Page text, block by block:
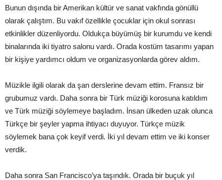
Bunun dışında bir Amerikan kültür ve sanat vakfında gönüllü
olarak çalıştım. Bu vakıf özellikle çocuklar için okul sonrası
etkinlikler düzenliyordu. Oldukça büyümüş bir kurumdu ve kendi
binalarında iki tiyatro salonu vardı. Orada kostüm tasarımı yapan
bir kişiye yardımcı oldum ve organizasyonlarda görev aldım.
Müzikle ilgili olarak da şan derslerine devam ettim. Fransız bir
grubumuz vardı. Daha sonra bir Türk müziği korosuna katıldım
ve Türk müziği söylemeye başladım. İnsan ülkeden uzak olunca
Türkçe bir şeyler yapma ihtiyacı duyuyor. Türkçe müzik
söylemek bana çok keyif verdi. İki yıl devam ettim ve iki konser
verdik.
Daha sonra San Francisco’ya taşındık. Orada bir buçuk yıl